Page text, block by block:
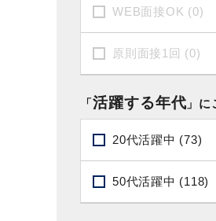
WEB面接OK (0)
原則面接1回 (0)
「活躍する年代 」に
20代活躍中 (73)
50代活躍中 (118)